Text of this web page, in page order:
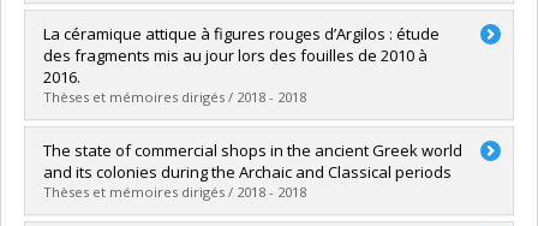
Graduate :Laroche, Carolyne
Cycle :Master's
Grade :
Lien vers le document dans Papyrus
La céramique attique à figures rouges d’Argilos : étude
des fragments mis au jour lors des fouilles de 2010 à
2016.
Thèses et mémoires dirigés / 2018 - 2018
Graduate :Ethier Boutet, Laure Sarah
Cycle : Master's
Grade :M.A.
Lien vers le document dans Papyrus
The state of commercial shops in the ancient Greek world
and its colonies during the Archaic and Classical periods
Thèses et mémoires dirigés / 2018 - 2018